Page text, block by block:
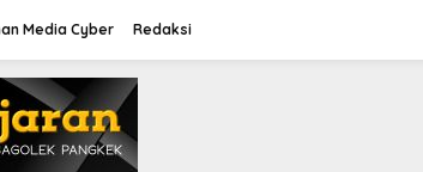
Media Cyber Redaksi